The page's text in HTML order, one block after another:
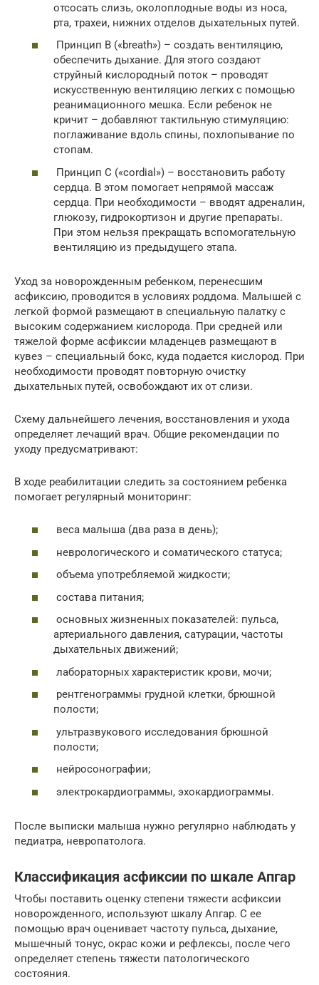
отсосать слизь, околоплодные воды из носа,
рта, трахеи, нижних отделов дыхательных путей.
Принцип B («breath») – создать вентиляцию,
обеспечить дыхание. Для этого создают
струйный кислородный поток – проводят
искусственную вентиляцию легких с помощью
реанимационного мешка. Если ребенок не
кричит – добавляют тактильную стимуляцию:
поглаживание вдоль спины, похлопывание по
стопам.
Принцип С («cordial») – восстановить работу
сердца. В этом помогает непрямой массаж
сердца. При необходимости – вводят адреналин,
глюкозу, гидрокортизон и другие препараты.
При этом нельзя прекращать вспомогательную
вентиляцию из предыдущего этапа.
Уход за новорожденным ребенком, перенесшим
асфиксию, проводится в условиях роддома. Малышей с
легкой формой размещают в специальную палатку с
высоким содержанием кислорода. При средней или
тяжелой форме асфиксии младенцев размещают в
кувез – специальный бокс, куда подается кислород. При
необходимости проводят повторную очистку
дыхательных путей, освобождают их от слизи.
Схему дальнейшего лечения, восстановления и ухода
определяет лечащий врач. Общие рекомендации по
уходу предусматривают:
В ходе реабилитации следить за состоянием ребенка
помогает регулярный мониторинг:
веса малыша (два раза в день);
неврологического и соматического статуса;
объема употребляемой жидкости;
состава питания;
основных жизненных показателей: пульса,
артериального давления, сатурации, частоты
дыхательных движений;
лабораторных характеристик крови, мочи;
рентгенограммы грудной клетки, брюшной
полости;
ультразвукового исследования брюшной
полости;
нейросонографии;
электрокардиограммы, эхокардиограммы.
После выписки малыша нужно регулярно наблюдать у
педиатра, невропатолога.
Классификация асфиксии по шкале Апгар
Чтобы поставить оценку степени тяжести асфиксии
новорожденного, используют шкалу Апгар. С ее
помощью врач оценивает частоту пульса, дыхание,
мышечный тонус, окрас кожи и рефлексы, после чего
определяет степень тяжести патологического
состояния.